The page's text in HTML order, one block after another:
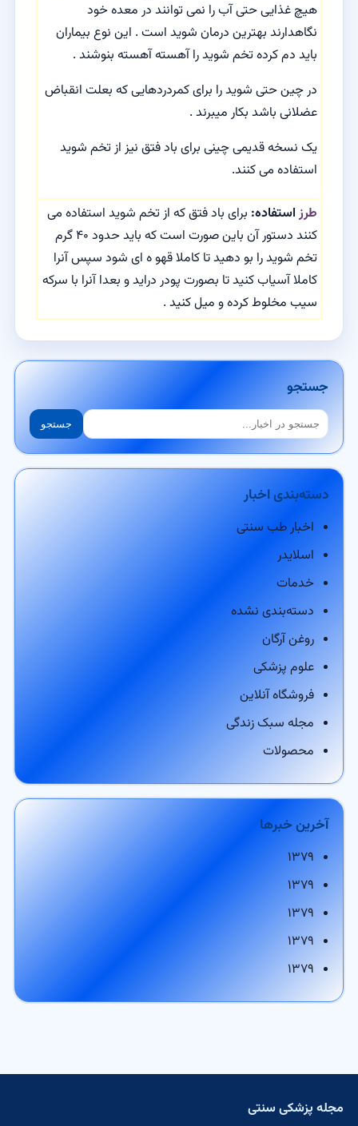
هیچ غذایی حتی آب را نمی توانند در معده خود
نگاهدارند بهترین درمان شوید است . این نوع بیماران
باید دم کرده تخم شوید را آهسته آهسته بنوشند .
در چین حتی شوید را برای کمردردهایی که بعلت انقباض
عضلانی باشد بکار میبرند .
یک نسخه قدیمی چینی برای باد فتق نیز از تخم شوید
استفاده می کنند.
طرزاستفاده: برای باد فتق که از تخم شوید استفاده می
کنند دستور آن باین صورت است که باید حدود ۴۰ گرم
تخم شوید را بو دهید تا کاملا قهو ه ای شود سپس آنرا
کاملا آسیاب کنید تا بصورت پودر دراید و بعدا آنرا با سرکه
سیب مخلوط کرده و میل کنید .
جستجو
جستجو جستجو
دسته‌بندی اخبار
اخبار طب سنتی
اسلایدر
خدمات
دسته‌بندی نشده
روغن آرگان
علوم پزشکی
فروشگاه آنلاین
مجله سبک زندگی
محصولات
آخرین خبرها
۱۳۷۹
۱۳۷۹
۱۳۷۹
۱۳۷۹
۱۳۷۹
مجله پزشکی سنتی